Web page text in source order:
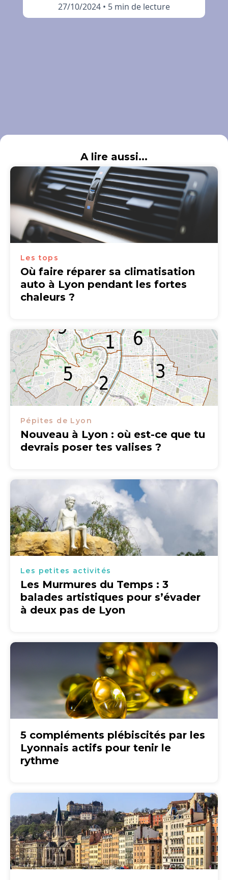
27/10/2024 • 5 min de lecture
A lire aussi...
Les tops
Où faire réparer sa climatisation
auto à Lyon pendant les fortes
chaleurs ?
Pépites de Lyon
Nouveau à Lyon : où est-ce que tu
devrais poser tes valises ?
Les petites activités
Les Murmures du Temps : 3
balades artistiques pour s’évader
à deux pas de Lyon
5 compléments plébiscités par les
Lyonnais actifs pour tenir le
rythme